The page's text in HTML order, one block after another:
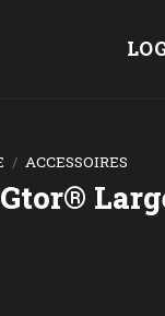
/ ACCESSOIRES